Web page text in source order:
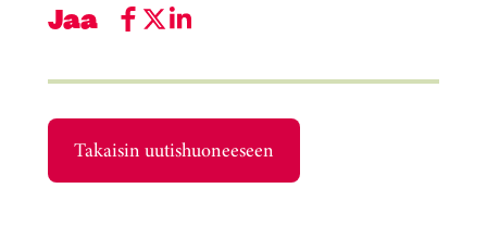
Jaa
Takaisin uutishuoneeseen